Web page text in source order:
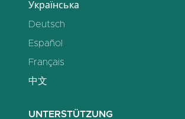
Українська
Deutsch
Español
Français
中文
UNTERSTÜTZUNG